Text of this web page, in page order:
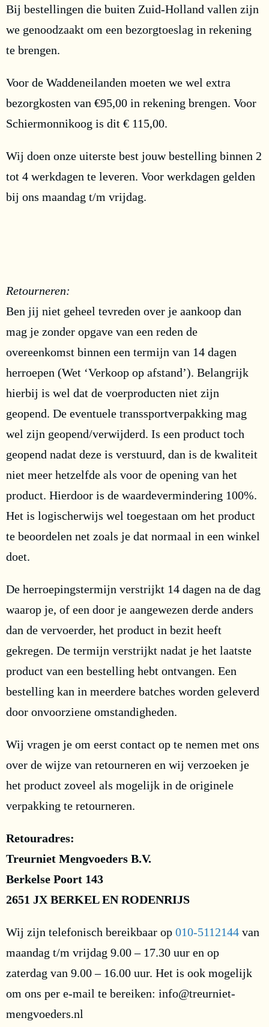
Bij bestellingen die buiten Zuid-Holland vallen zijn
we genoodzaakt om een bezorgtoeslag in rekening
te brengen.
Voor de Waddeneilanden moeten we wel extra
bezorgkosten van €95,00 in rekening brengen. Voor
Schiermonnikoog is dit € 115,00.
Wij doen onze uiterste best jouw bestelling binnen 2
tot 4 werkdagen te leveren. Voor werkdagen gelden
bij ons maandag t/m vrijdag.
Retourneren:
Ben jij niet geheel tevreden over je aankoop dan
mag je zonder opgave van een reden de
overeenkomst binnen een termijn van 14 dagen
herroepen (Wet ‘Verkoop op afstand’). Belangrijk
hierbij is wel dat de voerproducten niet zijn
geopend. De eventuele transsportverpakking mag
wel zijn geopend/verwijderd. Is een product toch
geopend nadat deze is verstuurd, dan is de kwaliteit
niet meer hetzelfde als voor de opening van het
product. Hierdoor is de waardevermindering 100%.
Het is logischerwijs wel toegestaan om het product
te beoordelen net zoals je dat normaal in een winkel
doet.
De herroepingstermijn verstrijkt 14 dagen na de dag
waarop je, of een door je aangewezen derde anders
dan de vervoerder, het product in bezit heeft
gekregen. De termijn verstrijkt nadat je het laatste
product van een bestelling hebt ontvangen. Een
bestelling kan in meerdere batches worden geleverd
door onvoorziene omstandigheden.
Wij vragen je om eerst contact op te nemen met ons
over de wijze van retourneren en wij verzoeken je
het product zoveel als mogelijk in de originele
verpakking te retourneren.
Retouradres:
Treurniet Mengvoeders B.V.
Berkelse Poort 143
2651 JX BERKEL EN RODENRIJS
Wij zijn telefonisch bereikbaar op 010-5112144 van
maandag t/m vrijdag 9.00 – 17.30 uur en op
zaterdag van 9.00 – 16.00 uur. Het is ook mogelijk
om ons per e-mail te bereiken: info@treurniet-
mengvoeders.nl